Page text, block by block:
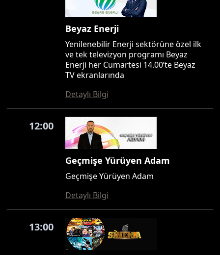
Beyaz Enerji
Yenilenebilir Enerji sektörüne özel ilk
ve tek televizyon programı Beyaz
Enerji her Cumartesi 14.00’te Beyaz
TV ekranlarında
Detaylı Bilgi
12:00
Geçmişe Yürüyen Adam
Geçmişe Yürüyen Adam
Detaylı Bilgi
13:00